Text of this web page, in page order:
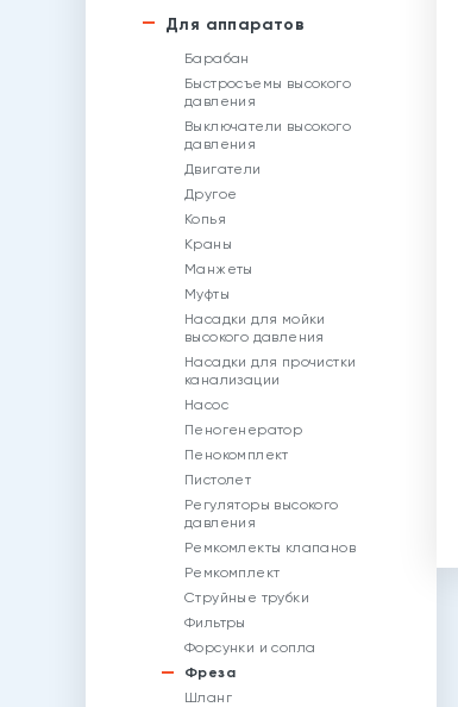
Для аппаратов
Барабан
Быстросъемы высокого
давления
Выключатели высокого
давления
Двигатели
Другое
Копья
Краны
Манжеты
Муфты
Насадки для мойки
высокого давления
Насадки для прочистки
канализации
Насос
Пеногенератор
Пенокомплект
Пистолет
Регуляторы высокого
давления
Ремкомлекты клапанов
Ремкомплект
Струйные трубки
Фильтры
Форсунки и сопла
Фреза
Шланг